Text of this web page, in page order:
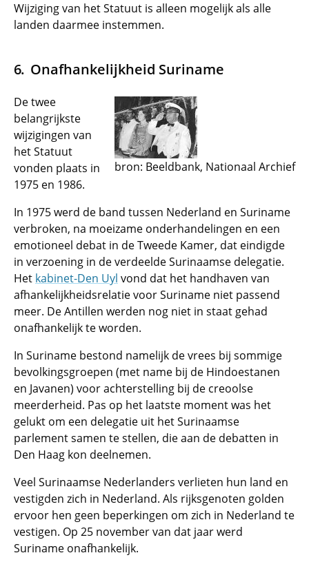
Wijziging van het Statuut is alleen mogelijk als alle
landen daarmee instemmen.
Onafhankelijkheid Suriname
bron: Beeldbank, Nationaal Archief
De twee
belangrijkste
wijzigingen van
het Statuut
vonden plaats in
1975 en 1986.
In 1975 werd de band tussen Nederland en Suriname
verbroken, na moeizame onderhandelingen en een
emotioneel debat in de Tweede Kamer, dat eindigde
in verzoening in de verdeelde Surinaamse delegatie.
Het kabinet-Den Uyl vond dat het handhaven van
afhankelijkheidsrelatie voor Suriname niet passend
meer. De Antillen werden nog niet in staat gehad
onafhankelijk te worden.
In Suriname bestond namelijk de vrees bij sommige
bevolkingsgroepen (met name bij de Hindoestanen
en Javanen) voor achterstelling bij de creoolse
meerderheid. Pas op het laatste moment was het
gelukt om een delegatie uit het Surinaamse
parlement samen te stellen, die aan de debatten in
Den Haag kon deelnemen.
Veel Surinaamse Nederlanders verlieten hun land en
vestigden zich in Nederland. Als rijksgenoten golden
ervoor hen geen beperkingen om zich in Nederland te
vestigen. Op 25 november van dat jaar werd
Suriname onafhankelijk.